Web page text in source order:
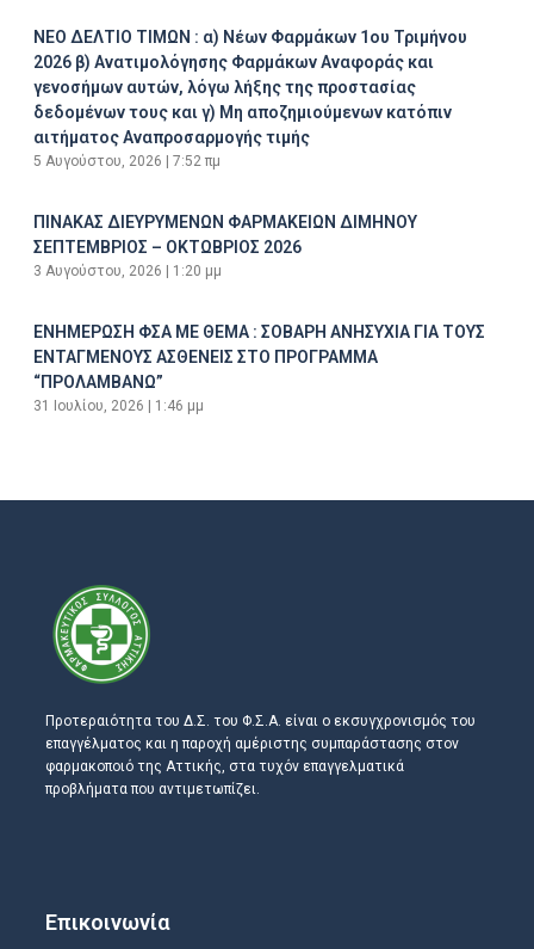
ΝΕΟ ΔΕΛΤΙΟ ΤΙΜΩΝ : α) Νέων Φαρμάκων 1ου Τριμήνου
2026 β) Ανατιμολόγησης Φαρμάκων Αναφοράς και
γενοσήμων αυτών, λόγω λήξης της προστασίας
δεδομένων τους και γ) Μη αποζημιούμενων κατόπιν
αιτήματος Αναπροσαρμογής τιμής
5 Αυγούστου, 2026 7:52 πμ
ΠΙΝΑΚΑΣ ΔΙΕΥΡΥΜΕΝΩΝ ΦΑΡΜΑΚΕΙΩΝ ΔΙΜΗΝΟΥ
ΣΕΠΤΕΜΒΡΙΟΣ – ΟΚΤΩΒΡΙΟΣ 2026
3 Αυγούστου, 2026 1:20 μμ
ΕΝΗΜΕΡΩΣΗ ΦΣΑ ΜΕ ΘΕΜΑ : ΣΟΒΑΡΗ ΑΝΗΣΥΧΙΑ ΓΙΑ ΤΟΥΣ
ΕΝΤΑΓΜΕΝΟΥΣ ΑΣΘΕΝΕΙΣ ΣΤΟ ΠΡΟΓΡΑΜΜΑ
“ΠΡΟΛΑΜΒΑΝΩ”
31 Ιουλίου, 2026 1:46 μμ
Προτεραιότητα του Δ.Σ. του Φ.Σ.Α. είναι ο εκσυγχρονισμός του
επαγγέλματος και η παροχή αμέριστης συμπαράστασης στον
φαρμακοποιό της Αττικής, στα τυχόν επαγγελματικά
προβλήματα που αντιμετωπίζει.
Επικοινωνία